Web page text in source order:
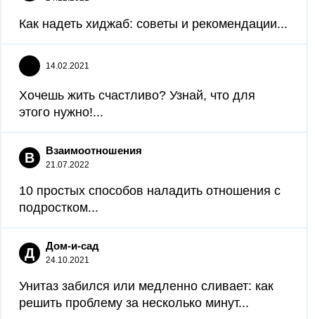
Как надеть хиджаб: советы и рекомендации...
14.02.2021
Хочешь жить счастливо? Узнай, что для
этого нужно!...
В Взаимоотношения
21.07.2022
10 простых способов наладить отношения с
подростком...
Д Дом-и-сад
24.10.2021
Унитаз забился или медленно сливает: как
решить проблему за несколько минут...